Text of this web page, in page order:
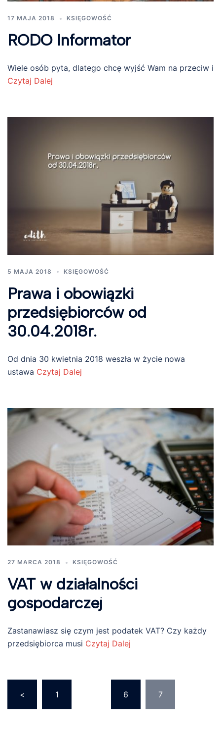
17 MAJA 2018 KSIĘGOWOŚĆ
RODO Informator
Wiele osób pyta, dlatego chcę wyjść Wam na przeciw i
Czytaj Dalej
5 MAJA 2018 KSIĘGOWOŚĆ
Prawa i obowiązki
przedsiębiorców od
30.04.2018r.
Od dnia 30 kwietnia 2018 weszła w życie nowa
ustawa Czytaj Dalej
27 MARCA 2018 KSIĘGOWOŚĆ
VAT w działalności
gospodarczej
Zastanawiasz się czym jest podatek VAT? Czy każdy
przedsiębiorca musi Czytaj Dalej
wpisów
< 1 6 7